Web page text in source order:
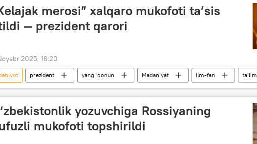
merosi” xalqaro mukofoti ta’sis
— prezident qarori
2025, 16:20
prezident yangi qonun Madaniyat ilm-fan
ta’lim
texnologiyalar
yozuvchiga Rossiyaning
mukofoti topshirildi